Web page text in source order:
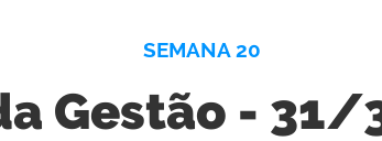
SEMANA 20
Gestão -